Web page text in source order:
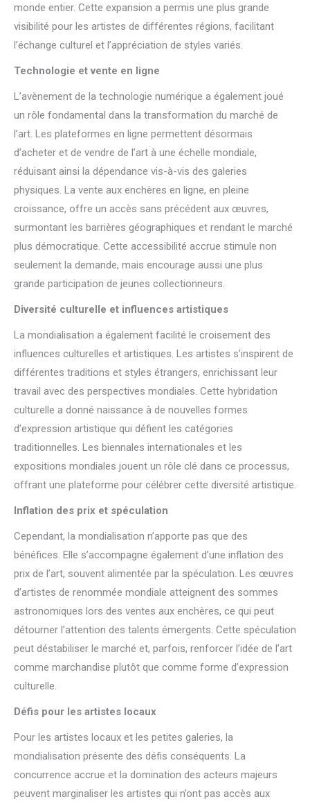
monde entier. Cette expansion a permis une plus grande
visibilité pour les artistes de différentes régions, facilitant
l’échange culturel et l’appréciation de styles variés.
Technologie et vente en ligne
L’avènement de la technologie numérique a également joué
un rôle fondamental dans la transformation du marché de
l’art. Les plateformes en ligne permettent désormais
d’acheter et de vendre de l’art à une échelle mondiale,
réduisant ainsi la dépendance vis-à-vis des galeries
physiques. La vente aux enchères en ligne, en pleine
croissance, offre un accès sans précédent aux œuvres,
surmontant les barrières géographiques et rendant le marché
plus démocratique. Cette accessibilité accrue stimule non
seulement la demande, mais encourage aussi une plus
grande participation de jeunes collectionneurs.
Diversité culturelle et influences artistiques
La mondialisation a également facilité le croisement des
influences culturelles et artistiques. Les artistes s’inspirent de
différentes traditions et styles étrangers, enrichissant leur
travail avec des perspectives mondiales. Cette hybridation
culturelle a donné naissance à de nouvelles formes
d’expression artistique qui défient les catégories
traditionnelles. Les biennales internationales et les
expositions mondiales jouent un rôle clé dans ce processus,
offrant une plateforme pour célébrer cette diversité artistique.
Inflation des prix et spéculation
Cependant, la mondialisation n’apporte pas que des
bénéfices. Elle s’accompagne également d’une inflation des
prix de l’art, souvent alimentée par la spéculation. Les œuvres
d’artistes de renommée mondiale atteignent des sommes
astronomiques lors des ventes aux enchères, ce qui peut
détourner l’attention des talents émergents. Cette spéculation
peut déstabiliser le marché et, parfois, renforcer l’idée de l’art
comme marchandise plutôt que comme forme d’expression
culturelle.
Défis pour les artistes locaux
Pour les artistes locaux et les petites galeries, la
mondialisation présente des défis conséquents. La
concurrence accrue et la domination des acteurs majeurs
peuvent marginaliser les artistes qui n’ont pas accès aux